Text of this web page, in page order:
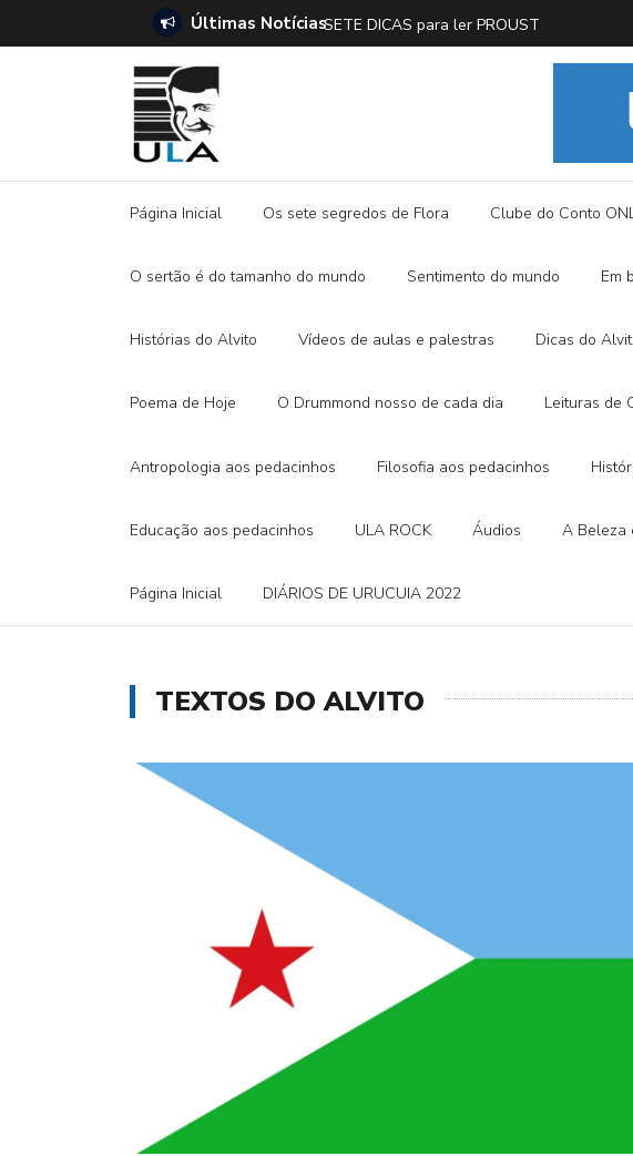
Últimas NotíciasSETE DICAS para ler PROUST
Página Inicial Os sete segredos de Flora Clube do Conto
O sertão é do tamanho do mundo Sentimento do mundo Em
Histórias do Alvito Vídeos de aulas e palestras Dicas do
Poema de Hoje O Drummond nosso de cada dia Leituras de
Antropologia aos pedacinhos Filosofia aos pedacinhos
Educação aos pedacinhos ULA ROCK Áudios A Beleza
Página Inicial DIÁRIOS DE URUCUIA 2022
TEXTOS DO ALVITO